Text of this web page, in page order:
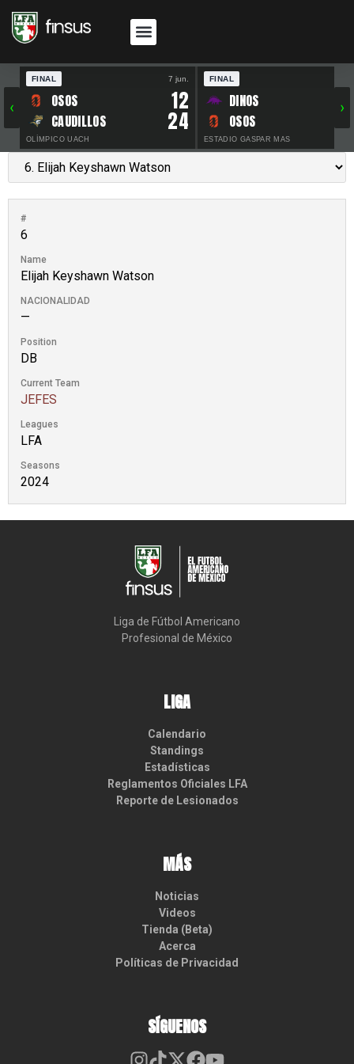
‹
FINAL 7 jun.
OSOS 12
CAUDILLOS 24
OLÍMPICO UACH
FINAL
DINOS
OSOS
ESTADIO GASPAR MAS
›
#
6
Name
Elijah Keyshawn Watson
NACIONALIDAD
—
Position
DB
Current Team
JEFES
Leagues
LFA
Seasons
2024
Liga de Fútbol Americano
Profesional de México
LIGA
Calendario
Standings
Estadísticas
Reglamentos Oficiales LFA
Reporte de Lesionados
MÁS
Noticias
Videos
Tienda (Beta)
Acerca
Políticas de Privacidad
SÍGUENOS